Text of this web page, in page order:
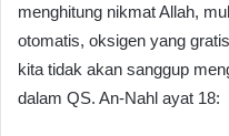
menghitung nikmat Allah,
otomatis, oksigen yang
kita tidak akan sanggup
dalam QS. An-Nahl ayat 18: